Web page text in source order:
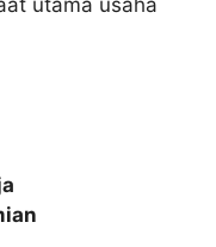
utama usaha